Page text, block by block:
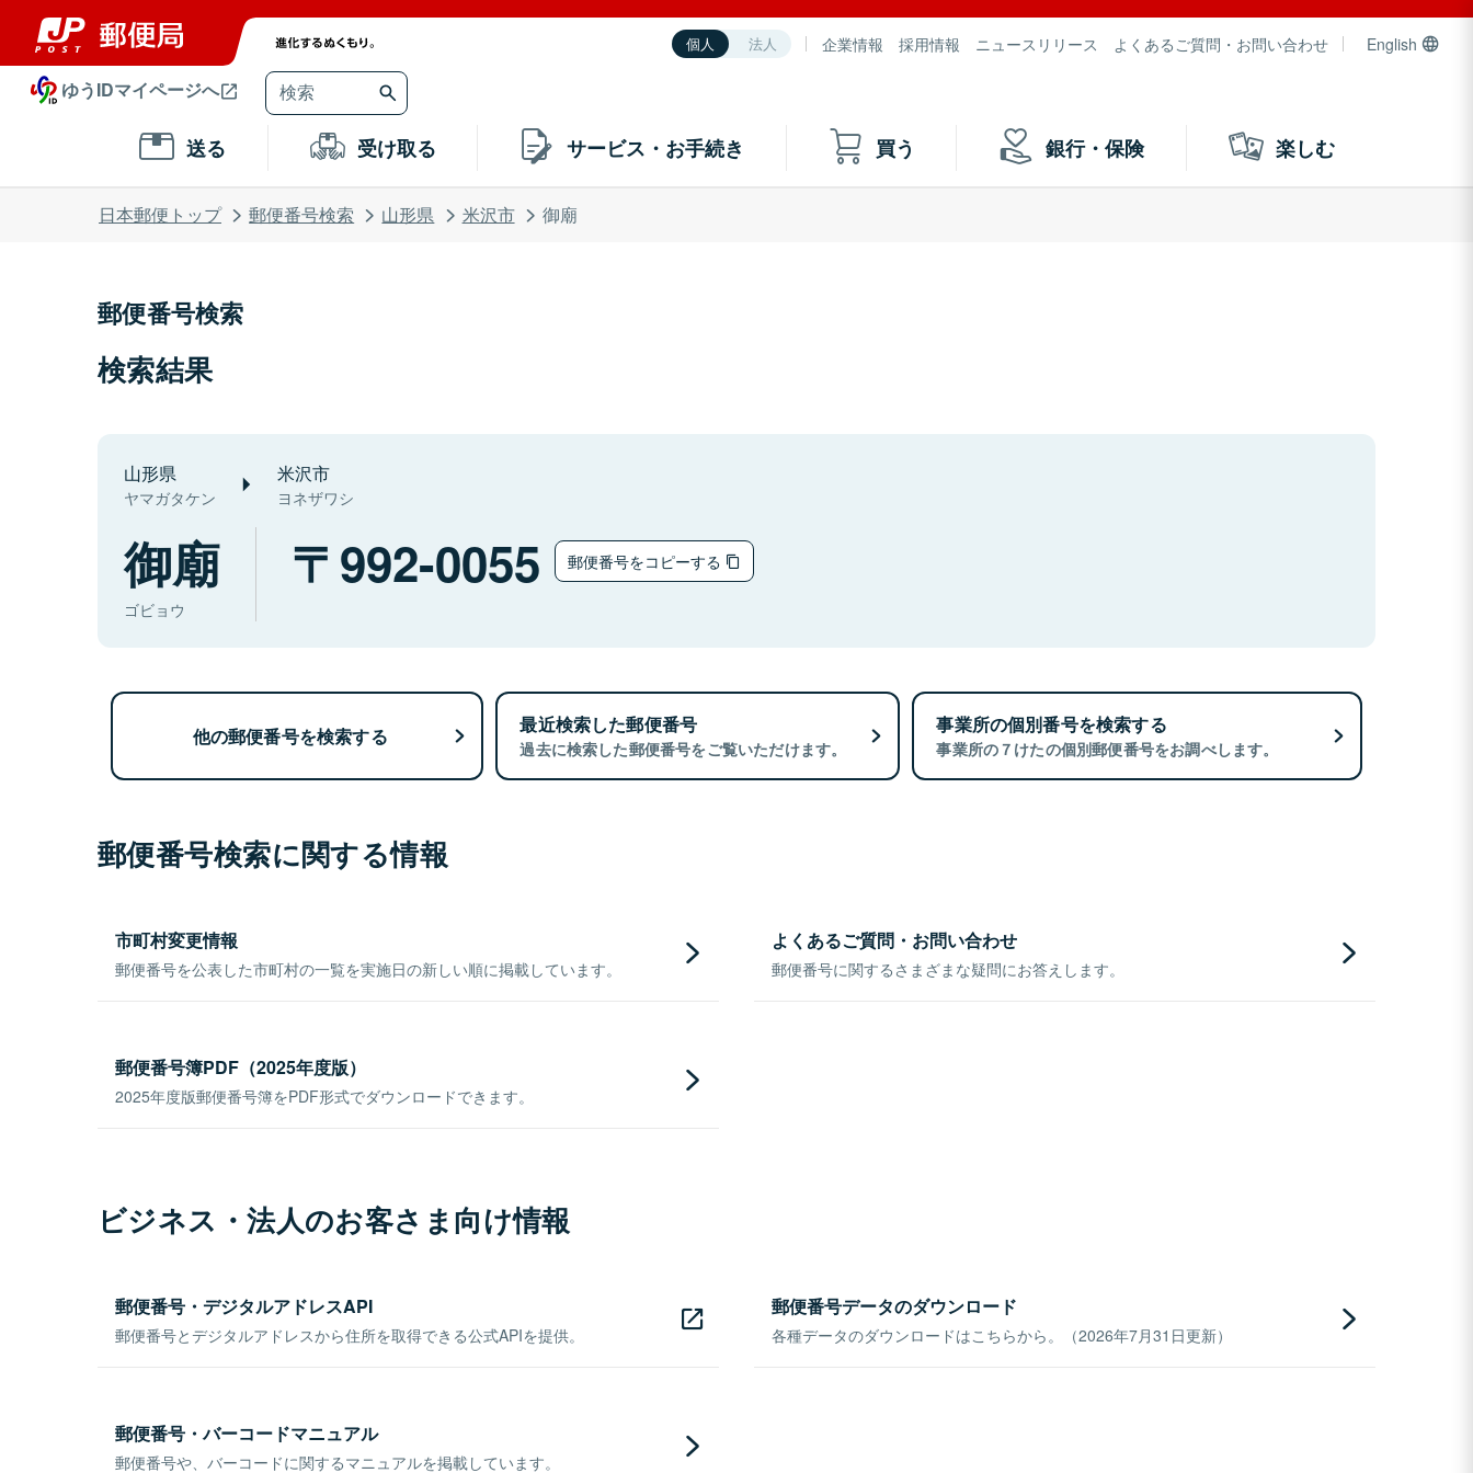
個人 法人 企業情報 採用情報 ニュースリリース よくあるご質問・お問い合わせ English
ゆうIDマイページへ
送る 受け取る サービス・お手続き 買う 銀行・保険 楽しむ
日本郵便トップ 郵便番号検索 山形県 米沢市 御廟
郵便番号検索
検索結果
山形県
ヤマガタケン
米沢市
ヨネザワシ
御廟
ゴビョウ
992-0055 郵便番号をコピーする
他の郵便番号を検索する 最近検索した郵便番号
過去に検索した郵便番号をご覧いただけます。
事業所の個別番号を検索する
事業所の７けたの個別郵便番号をお調べします。
郵便番号検索に関する情報
市町村変更情報
郵便番号を公表した市町村の一覧を実施日の新しい順に掲載しています。
よくあるご質問・お問い合わせ
郵便番号に関するさまざまな疑問にお答えします。
郵便番号簿PDF（2025年度版）
2025年度版郵便番号簿をPDF形式でダウンロードできます。
ビジネス・法人のお客さま向け情報
郵便番号・デジタルアドレスAPI
郵便番号とデジタルアドレスから住所を取得できる公式APIを提供。
郵便番号データのダウンロード
各種データのダウンロードはこちらから。（2026年7月31日更新）
郵便番号・バーコードマニュアル
郵便番号や、バーコードに関するマニュアルを掲載しています。